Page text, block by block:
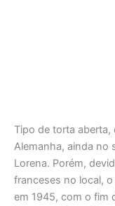
Tipo de torta aberta,
Alemanha, ainda no
Lorena. Porém,
franceses no local,
em 1945, com o fim